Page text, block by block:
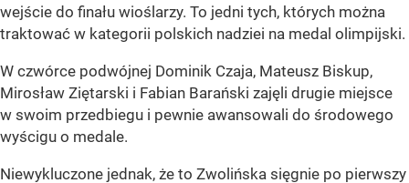
wejście do finału wioślarzy. To jedni tych, których można
traktować w kategorii polskich nadziei na medal olimpijski.
W czwórce podwójnej Dominik Czaja, Mateusz Biskup,
Mirosław Ziętarski i Fabian Barański zajęli drugie miejsce
w swoim przedbiegu i pewnie awansowali do środowego
wyścigu o medale.
Niewykluczone jednak, że to Zwolińska sięgnie po pierwszy